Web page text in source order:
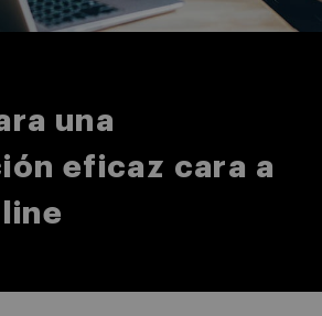
una
eficaz cara a